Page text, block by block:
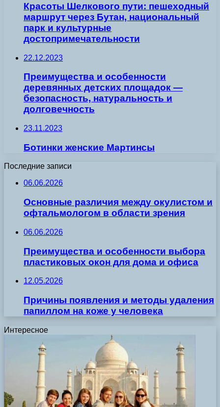
Красоты Шелкового пути: пешеходный
маршрут через Бутан, национальный
парк и культурные
достопримечательности
22.12.2023
Преимущества и особенности
деревянных детских площадок —
безопасность, натуральность и
долговечность
23.11.2023
Ботинки женские Мартинсы
Последние записи
06.06.2026
Основные различия между окулистом и
офтальмологом в области зрения
06.06.2026
Преимущества и особенности выбора
пластиковых окон для дома и офиса
12.05.2026
Причины появления и методы удаления
папиллом на коже у человека
Интересное